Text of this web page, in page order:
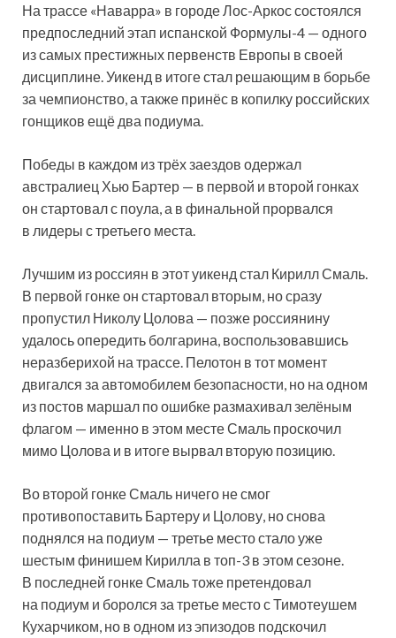
На трассе «Наварра» в городе Лос-Аркос состоялся
предпоследний этап испанской Формулы-4 — одного
из самых престижных первенств Европы в своей
дисциплине. Уикенд в итоге стал решающим в борьбе
за чемпионство, а также принёс в копилку российских
гонщиков ещё два подиума.
Победы в каждом из трёх заездов одержал
австралиец Хью Бартер — в первой и второй гонках
он стартовал с поула, а в финальной прорвался
в лидеры с третьего места.
Лучшим из россиян в этот уикенд стал Кирилл Смаль.
В первой гонке он стартовал вторым, но сразу
пропустил Николу Цолова — позже россиянину
удалось опередить болгарина, воспользовавшись
неразберихой на трассе. Пелотон в тот момент
двигался за автомобилем безопасности, но на одном
из постов маршал по ошибке размахивал зелёным
флагом — именно в этом месте Смаль проскочил
мимо Цолова и в итоге вырвал вторую позицию.
Во второй гонке Смаль ничего не смог
противопоставить Бартеру и Цолову, но снова
поднялся на подиум — третье место стало уже
шестым финишем Кирилла в топ-3 в этом сезоне.
В последней гонке Смаль тоже претендовал
на подиум и боролся за третье место с Тимотеушем
Кухарчиком, но в одном из эпизодов подскочил